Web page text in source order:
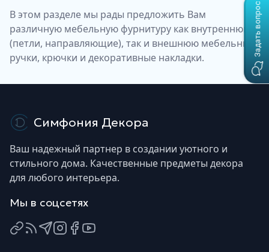
В этом разделе мы рады предложить Вам
различную мебельную фурнитуру как внутреннюю
(петли, направляющие), так и внешнюю мебельные
ручки, крючки и декоративные накладки.
Симфония Декора
Ваш надежный партнер в создании уютного и
стильного дома. Качественные предметы декора
для любого интерьера.
Мы в соцсетях
Задать вопрос